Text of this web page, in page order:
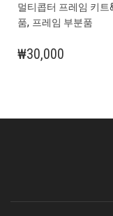
멀티콥터 프레임 키트
품, 프레임 부분품
₩30,000